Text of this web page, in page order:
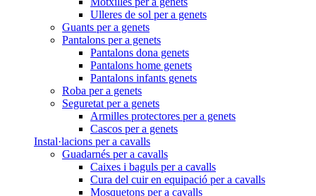
Ulleres de sol per a genets
Guants per a genets
Pantalons per a genets
Pantalons dona genets
Pantalons home genets
Pantalons infants genets
Roba per a genets
Seguretat per a genets
Armilles protectores per a genets
Cascos per a genets
Instal·lacions per a cavalls
Guadarnés per a cavalls
Caixes i baguls per a cavalls
Cura del cuir en equipació per a cavalls
Mosquetons per a cavalls